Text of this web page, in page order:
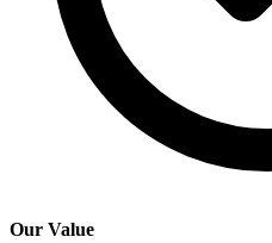
Our Value